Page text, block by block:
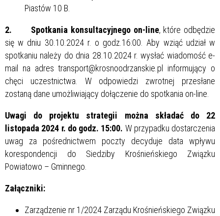
Piastów 10 B.
2. Spotkania konsultacyjnego on-line, które odbędzie
się w dniu 30.10.2024 r. o godz.16:00. Aby wziąć udział w
spotkaniu należy do dnia 28.10.2024 r. wysłać wiadomość e-
mail na adres transport@krosnoodrzanskie.pl informujący o
chęci uczestnictwa. W odpowiedzi zwrotnej przesłane
zostaną dane umożliwiający dołączenie do spotkania on-line.
Uwagi do projektu strategii można składać do 22
listopada 2024 r. do godz. 15:00. W przypadku dostarczenia
uwag za pośrednictwem poczty decyduje data wpływu
korespondencji do Siedziby Krośnieńskiego Związku
Powiatowo – Gminnego.
Załączniki:
Zarządzenie nr 1/2024 Zarządu Krośnieńskiego Związku